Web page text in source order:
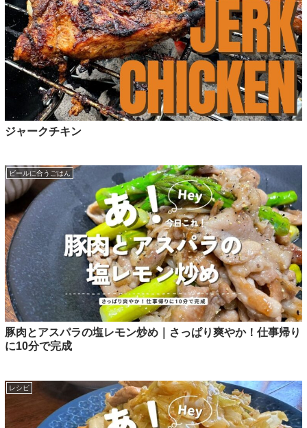
ジャークチキン
ビールに合うごはん
豚肉とアスパラの塩レモン炒め｜さっぱり爽やか！仕事帰り
に10分で完成
レシピ